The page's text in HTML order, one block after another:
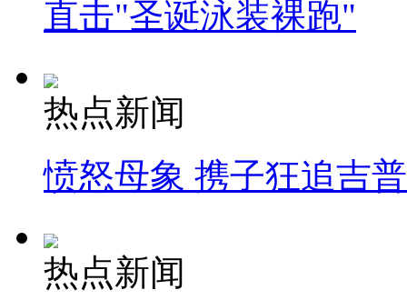
直击"圣诞泳装裸跑"
热点新闻
愤怒母象 携子狂追吉
热点新闻